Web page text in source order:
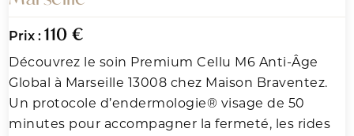
Prix : 110 €
Découvrez le soin Premium Cellu M6 Anti-Âge
Global à Marseille 13008 chez Maison Braventez.
Un protocole d’endermologie® visage de 50
minutes pour accompagner la fermeté, les rides